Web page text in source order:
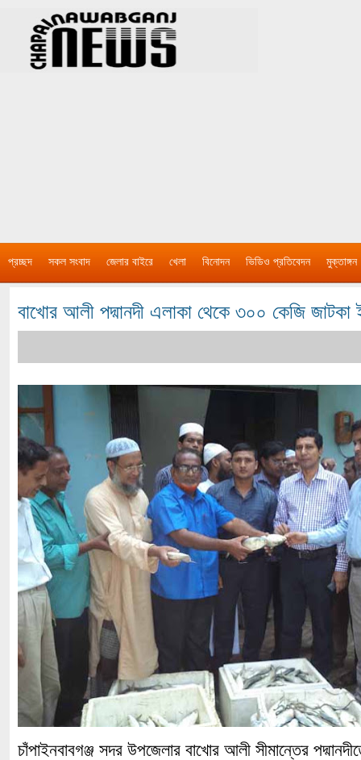
প্রচ্ছদ সকল সংবাদ জেলার বাইরে খেলা বিনোদন ভিডিও প্রতিবেদন মুক্তাঙ্গন
বাখোর আলী পদ্মানদী এলাকা থেকে ৩০০ কেজি জাটকা
চাঁপাইনবাবগঞ্জ সদর উপজেলার বাখোর আলী সীমান্তের